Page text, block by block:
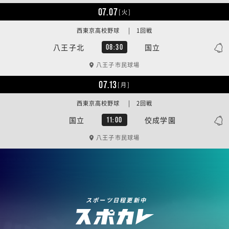
07.07[火]
八王子北 08:30 国立
西東京高校野球 | 1回戦
八王子市民球場
07.13[月]
国立 11:00 佼成学園
西東京高校野球 | 2回戦
八王子市民球場
スポーツ日程更新中